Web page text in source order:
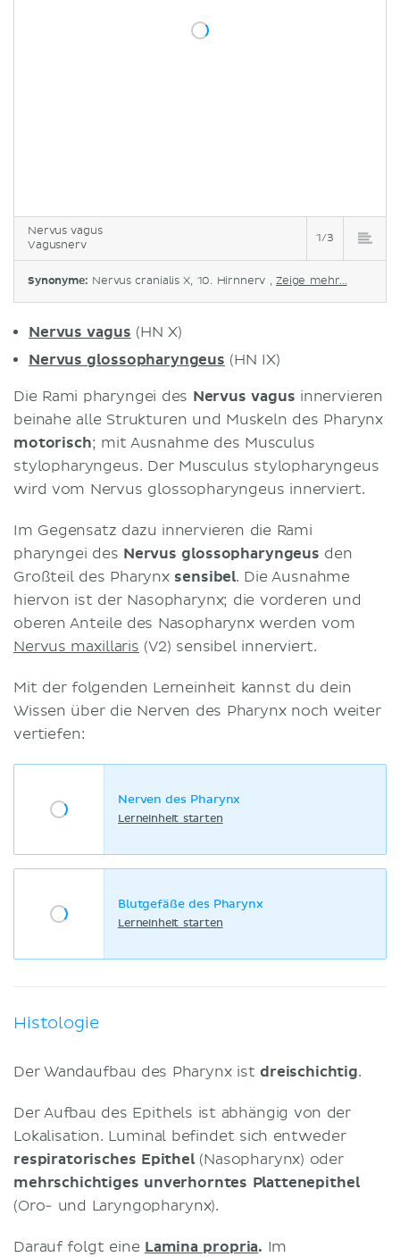
Nervus vagus
Vagusnerv
1/3
Synonyme: Nervus cranialis X, 10. Hirnnerv , Zeige mehr...
Nervus vagus (HN X)
Nervus glossopharyngeus (HN IX)
Die Rami pharyngei des Nervus vagus innervieren
beinahe alle Strukturen und Muskeln des Pharynx
motorisch; mit Ausnahme des Musculus
stylopharyngeus. Der Musculus stylopharyngeus
wird vom Nervus glossopharyngeus innerviert.
Im Gegensatz dazu innervieren die Rami
pharyngei des Nervus glossopharyngeus den
Großteil des Pharynx sensibel. Die Ausnahme
hiervon ist der Nasopharynx; die vorderen und
oberen Anteile des Nasopharynx werden vom
Nervus maxillaris (V2) sensibel innerviert.
Mit der folgenden Lerneinheit kannst du dein
Wissen über die Nerven des Pharynx noch weiter
vertiefen:
Nerven des Pharynx
Lerneinheit starten
Blutgefäße des Pharynx
Lerneinheit starten
Histologie
Der Wandaufbau des Pharynx istdreischichtig.
Der Aufbau des Epithels ist abhängig von der
Lokalisation. Luminal befindet sich entweder
respiratorisches Epithel(Nasopharynx) oder
mehrschichtiges unverhorntes Plattenepithel
(Oro- und Laryngopharynx).
Darauf folgt eine Lamina propria. Im